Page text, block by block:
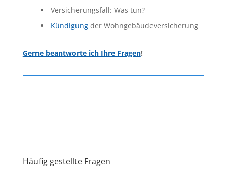
Versicherungsfall: Was tun?
Kündigungder Wohngebäudeversicherung
Gerne beantworte ich Ihre Fragen!
Häufig gestellte Fragen